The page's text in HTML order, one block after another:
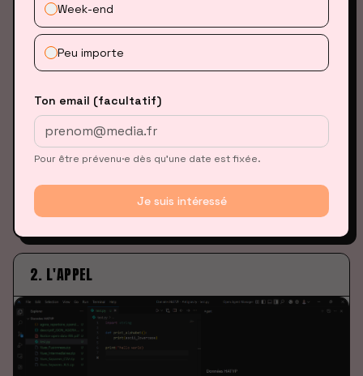
Erreur de syntaxe détectée
2. L'APPEL
Week-end
Peu importe
Ton email (facultatif)
Pour être prévenu·e dès qu’une date est fixée.
Je suis intéressé